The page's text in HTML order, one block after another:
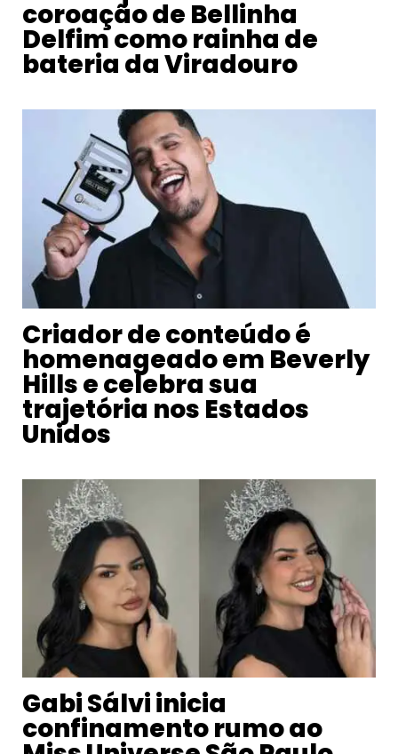
coroação de Bellinha
Delfim como rainha de
bateria da Viradouro
Criador de conteúdo é
homenageado em Beverly
Hills e celebra sua
trajetória nos Estados
Unidos
Gabi Sálvi inicia
confinamento rumo ao